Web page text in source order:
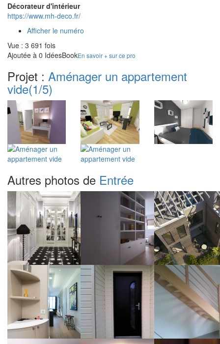
Décorateur d'intérieur
https://www.mh-deco.fr/
Afficher le numéro
Vue : 3 691 fois
Ajoutée à 0 IdéesBookEn savoir + sur ce pro
Projet : Aménager un appartement
vide(1/5)
Autres photos de Entrée